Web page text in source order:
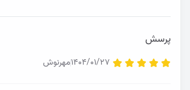
پرسش
1404/01/27مهرنوش